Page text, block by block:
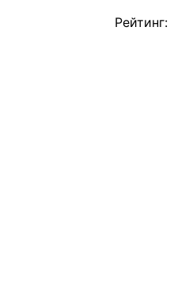
Рейтинг: